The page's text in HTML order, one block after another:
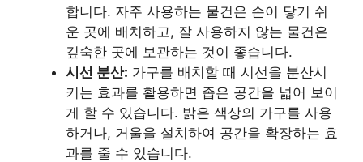
합니다. 자주 사용하는 물건은 손이 닿기 쉬
운 곳에 배치하고, 잘 사용하지 않는 물건은
깊숙한 곳에 보관하는 것이 좋습니다.
시선 분산: 가구를 배치할 때 시선을 분산시
키는 효과를 활용하면 좁은 공간을 넓어 보이
게 할 수 있습니다. 밝은 색상의 가구를 사용
하거나, 거울을 설치하여 공간을 확장하는 효
과를 줄 수 있습니다.